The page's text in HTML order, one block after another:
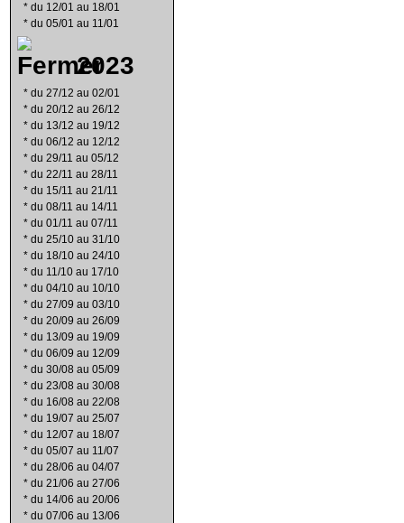
* du 12/01 au 18/01
* du 05/01 au 11/01
2023
* du 27/12 au 02/01
* du 20/12 au 26/12
* du 13/12 au 19/12
* du 06/12 au 12/12
* du 29/11 au 05/12
* du 22/11 au 28/11
* du 15/11 au 21/11
* du 08/11 au 14/11
* du 01/11 au 07/11
* du 25/10 au 31/10
* du 18/10 au 24/10
* du 11/10 au 17/10
* du 04/10 au 10/10
* du 27/09 au 03/10
* du 20/09 au 26/09
* du 13/09 au 19/09
* du 06/09 au 12/09
* du 30/08 au 05/09
* du 23/08 au 30/08
* du 16/08 au 22/08
* du 19/07 au 25/07
* du 12/07 au 18/07
* du 05/07 au 11/07
* du 28/06 au 04/07
* du 21/06 au 27/06
* du 14/06 au 20/06
* du 07/06 au 13/06